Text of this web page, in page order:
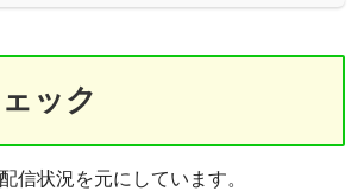
ック
信状況を元にしています。